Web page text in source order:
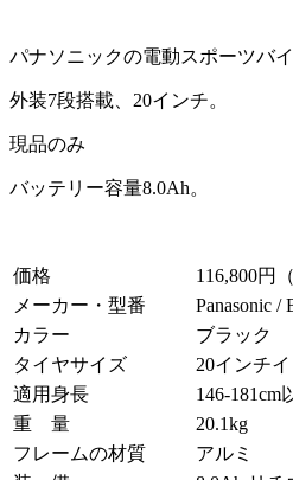
パナソニックの電動スポーツバイ
外装7段搭載、20インチ。
現品のみ
バッテリー容量8.0Ah。
価格
116,800円
メーカー・型番
Panasonic /
カラー
ブラック
タイヤサイズ
20インチ
適用身長
146-181cm
重 量
20.1kg
フレームの材質
アルミ